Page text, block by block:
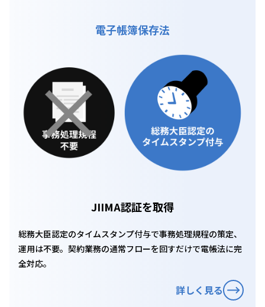
電子帳簿保存法
JIIMA認証を取得
総務大臣認定のタイムスタンプ付与で事務処理規程の策定、
運用は不要。契約業務の通常フローを回すだけで電帳法に完
全対応。
詳しく見る